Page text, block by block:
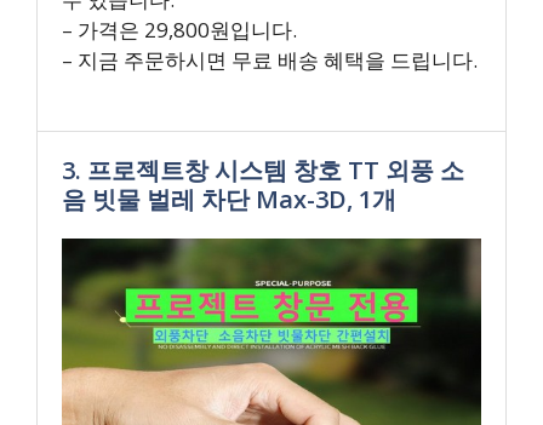
– 가격은 29,800원입니다.
– 지금 주문하시면 무료 배송 혜택을 드립니다.
3. 프로젝트창 시스템 창호 TT 외풍 소
음 빗물 벌레 차단 Max-3D, 1개